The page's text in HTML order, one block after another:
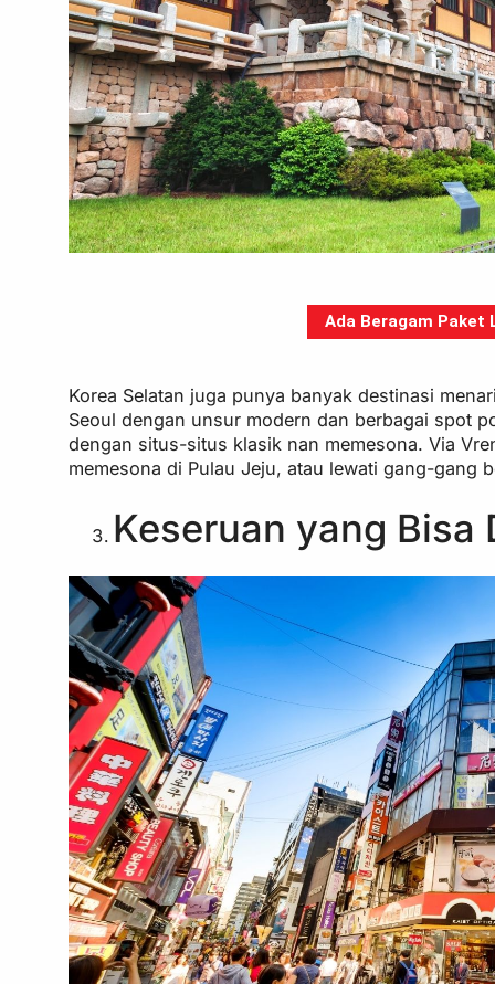
Ada Beragam Paket
Korea Selatan juga punya banyak destinasi
Seoul dengan unsur modern dan berbagai spot
dengan situs-situs klasik nan memesona. Via
memesona di Pulau Jeju, atau lewati gang-gang
Keseruan yang Bisa